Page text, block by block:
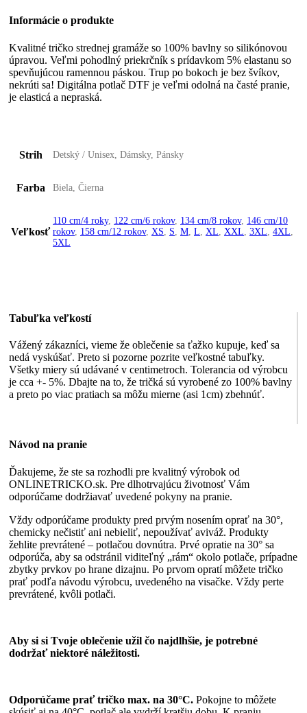
Informácie o produkte
Kvalitné tričko strednej gramáže so 100% bavlny so silikónovou
úpravou. Veľmi pohodlný priekrčník s prídavkom 5% elastanu so
spevňujúcou ramennou páskou. Trup po bokoch je bez švíkov,
nekrúti sa! Digitálna potlač DTF je veľmi odolná na časté pranie,
je elasticá a nepraská.
Strih Detský / Unisex, Dámsky, Pánsky
Farba Biela, Čierna
Veľkosť
110 cm/4 roky, 122 cm/6 rokov, 134 cm/8 rokov, 146 cm/10
rokov, 158 cm/12 rokov, XS S M L XL XXL 3XL 4XL
5XL
Tabuľka veľkostí
Vážený zákazníci, vieme že oblečenie sa ťažko kupuje, keď sa
nedá vyskúšať. Preto si pozorne pozrite veľkostné tabuľky.
Všetky miery sú udávané v centimetroch. Tolerancia od výrobcu
je cca +- 5%. Dbajte na to, že tričká sú vyrobené zo 100% bavlny
a preto po viac pratiach sa môžu mierne (asi 1cm) zbehnúť.
Návod na pranie
Ďakujeme, že ste sa rozhodli pre kvalitný výrobok od
ONLINETRICKO.sk. Pre dlhotrvajúcu životnosť Vám
odporúčame dodržiavať uvedené pokyny na pranie.
Vždy odporúčame produkty pred prvým nosením oprať na 30°,
chemicky nečistiť ani nebieliť, nepoužívať aviváž. Produkty
žehlite prevrátené – potlačou dovnútra. Prvé opratie na 30° sa
odporúča, aby sa odstránil viditeľný „rám“ okolo potlače, prípadne
zbytky prvkov po hrane dizajnu. Po prvom opratí môžete tričko
prať podľa návodu výrobcu, uvedeného na visačke. Vždy perte
prevrátené, kvôli potlači.
Aby si si Tvoje oblečenie užil čo najdlhšie, je potrebné
dodržať niektoré náležitosti.
Odporúčame prať tričko max. na 30°C. Pokojne to môžete